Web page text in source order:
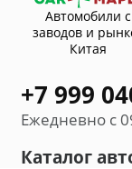
Автомобили с
заводов и
Китая
+7 999
Ежедневно с
Каталог